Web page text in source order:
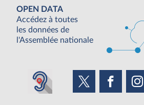
OPEN DATA
Accédez à toutes
les données de
l'Assemblée nationale